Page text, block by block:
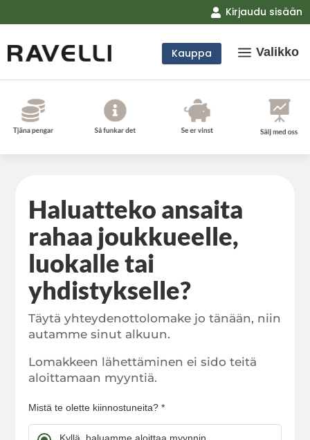
 Kirjaudu sisään
Kauppa a Valikko
Haluatteko ansaita
rahaa joukkueelle,
luokalle tai
yhdistykselle?
Täytä yhteydenottolomake jo tänään, niin
autamme sinut alkuun.
Lomakkeen lähettäminen ei sido teitä
aloittamaan myyntiä.
Mistä te olette kiinnostuneita? *